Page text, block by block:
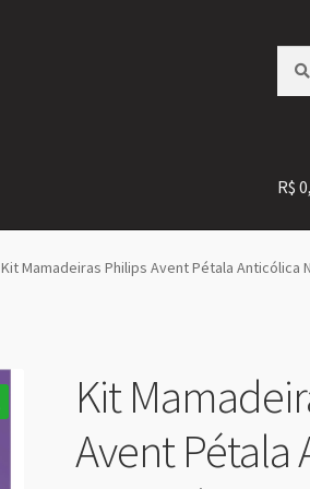
por:
R$
Kit Mamadeiras Philips Avent Pétala Anticólica
Kit
Avent Pétala